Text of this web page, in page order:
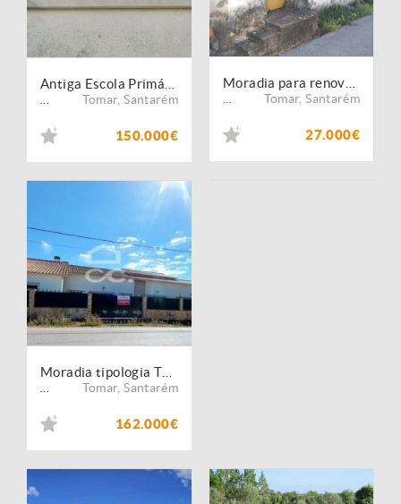
Tomar,Santarém
150.000€
Tomar,Santarém
27.000€
Tomar,Santarém
162.000€